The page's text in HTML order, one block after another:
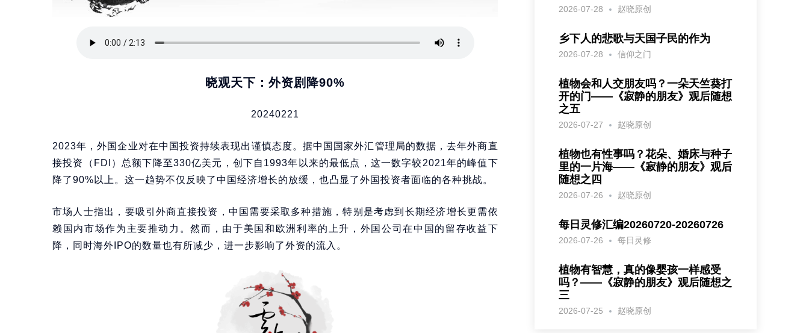
晓观天下：外资剧降90%
20240221
2023年，外国企业对在中国投资持续表现出谨慎态度。据中国国家外汇管理局的数据，去年外商直
接投资（FDI）总额下降至330亿美元，创下自1993年以来的最低点，这一数字较2021年的峰值下
降了90%以上。这一趋势不仅反映了中国经济增长的放缓，也凸显了外国投资者面临的各种挑战。
市场人士指出，要吸引外商直接投资，中国需要采取多种措施，特别是考虑到长期经济增长更需依
赖国内市场作为主要推动力。然而，由于美国和欧洲利率的上升，外国公司在中国的留存收益下
降，同时海外IPO的数量也有所减少，进一步影响了外资的流入。
2026-07-28 赵晓原创
乡下人的悲歌与天国子民的作为
2026-07-28 信仰之门
植物会和人交朋友吗？一朵天竺葵打
开的门——《寂静的朋友》观后随想
之五
2026-07-27 赵晓原创
植物也有性事吗？花朵、婚床与种子
里的一片海——《寂静的朋友》观后
随想之四
2026-07-26 赵晓原创
每日灵修汇编20260720-20260726
2026-07-26 每日灵修
植物有智慧，真的像婴孩一样感受
吗？——《寂静的朋友》观后随想之
三
2026-07-25 赵晓原创